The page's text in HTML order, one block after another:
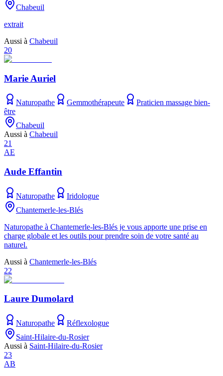
Chabeuil
extrait
Aussi à Chabeuil
20
Marie Auriel
Naturopathe Gemmothérapeute
Praticien massage bien-
être
Chabeuil
Aussi à Chabeuil
21
AE
Aude Effantin
Naturopathe
Iridologue
Chantemerle-les-Blés
Naturopathe à Chantemerle-les-Blés je vous apporte une prise en
charge globale et les outils pour prendre soin de votre santé au
naturel.
Aussi à Chantemerle-les-Blés
22
Laure Dumolard
Naturopathe
Réflexologue
Saint-Hilaire-du-Rosier
Aussi à Saint-Hilaire-du-Rosier
23
AB